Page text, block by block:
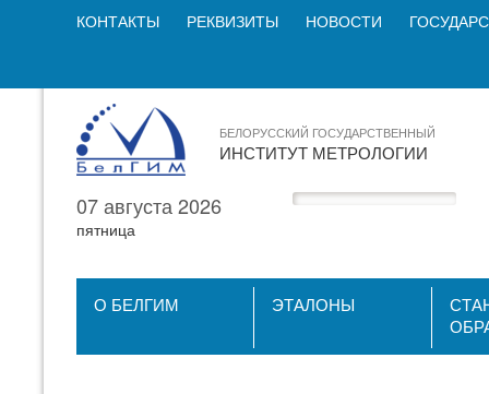
КОНТАКТЫ РЕКВИЗИТЫ НОВОСТИ
БЕЛОРУССКИЙ ГОСУДАРСТВЕННЫЙ
ИНСТИТУТ МЕТРОЛОГИИ
07 августа 2026
пятница
О БЕЛГИМ ЭТАЛОНЫ